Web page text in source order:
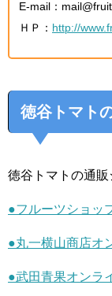
E-mail：
ＨＰ： http://
徳谷トマト
徳谷トマトの通販
●フルーツショッ
●丸一横山商店オ
●武田青果オンラ